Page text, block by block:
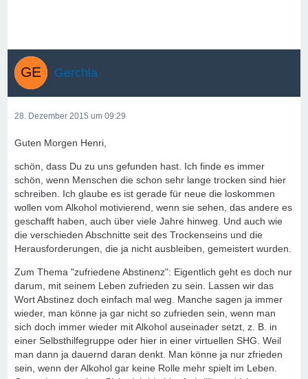
Gerchla
28. Dezember 2015 um 09:29
Guten Morgen Henri,
schön, dass Du zu uns gefunden hast. Ich finde es immer
schön, wenn Menschen die schon sehr lange trocken sind hier
schreiben. Ich glaube es ist gerade für neue die loskommen
wollen vom Alkohol motivierend, wenn sie sehen, das andere es
geschafft haben, auch über viele Jahre hinweg. Und auch wie
die verschieden Abschnitte seit des Trockenseins und die
Herausforderungen, die ja nicht ausbleiben, gemeistert wurden.
Zum Thema "zufriedene Abstinenz": Eigentlich geht es doch nur
darum, mit seinem Leben zufrieden zu sein. Lassen wir das
Wort Abstinez doch einfach mal weg. Manche sagen ja immer
wieder, man könne ja gar nicht so zufrieden sein, wenn man
sich doch immer wieder mit Alkohol auseinader setzt, z. B. in
einer Selbsthilfegruppe oder hier in einer virtuellen SHG. Weil
man dann ja dauernd daran denkt. Man könne ja nur zfrieden
sein, wenn der Alkohol gar keine Rolle mehr spielt im Leben.